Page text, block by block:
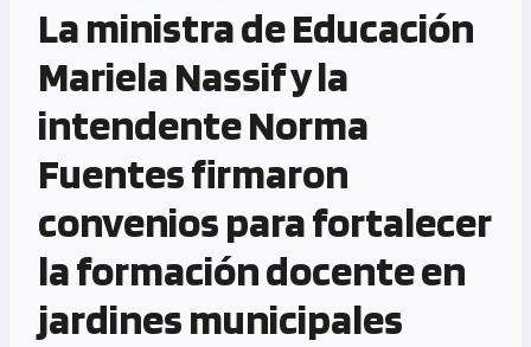
La ministra de Educación
Mariela Nassif y la
intendente Norma
Fuentes firmaron
convenios para fortalecer
la formación docente en
jardines municipales